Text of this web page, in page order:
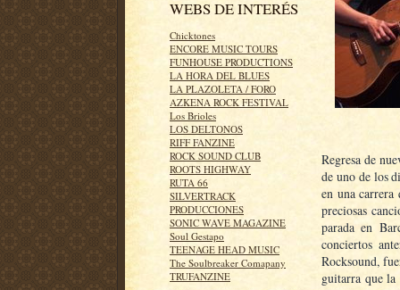
WEBS DE INTERÉS
Chicktones
ENCORE MUSIC TOURS
FUNHOUSE PRODUCTIONS
LA HORA DEL BLUES
LA PLAZOLETA / FORO
AZKENA ROCK FESTIVAL
Los Brioles
LOS DELTONOS
RIFF FANZINE
ROCK SOUND CLUB
ROOTS HIGHWAY
RUTA 66
SILVERTRACK
PRODUCCIONES
SONIC WAVE MAGAZINE
Soul Gestapo
TEENAGE HEAD MUSIC
The Soulbreaker Comapany
TRUFANZINE
Regresa de
de uno de los
en una
preciosas
parada en
conciertos
Rocksound,
guitarra que la